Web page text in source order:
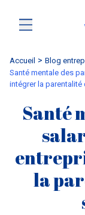
Accueil
blog
Santé mentale des parents salariés : pourquoi les entreprises doivent
intégrer la parentalité
Santé
la